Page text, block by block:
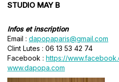
STUDIO MAY B
Infos et inscription
Email : dapopaparis@gmail.com
Clint Lutes : 06 13 53 42 74
Facebook : https://
www.dapopa.com